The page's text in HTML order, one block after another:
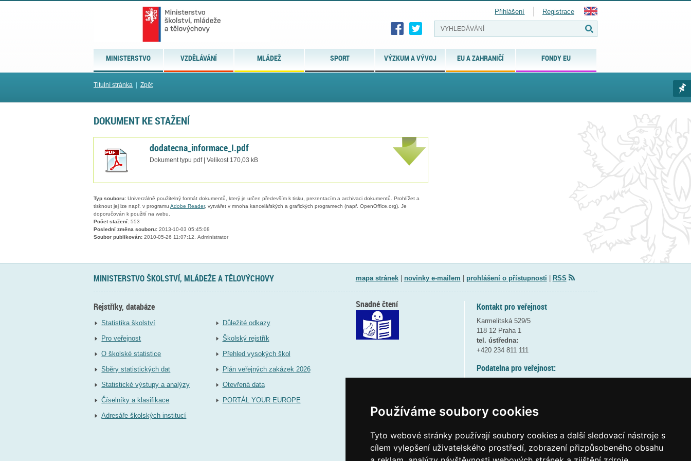
Používáme soubory cookies
Tyto webové stránky používají soubory cookies a další sledovací nástroje s
cílem vylepšení uživatelského prostředí, zobrazení přizpůsobeného obsahu
MINISTERSTVO VZDĚLÁVÁNÍ MLÁDEŽ SPORT VÝZKUM A VÝVOJ EU A ZAHRANIČÍ FONDY EU
Přihlášení Registrace
Titulní stránka Zpět
DOKUMENT KE STAŽENÍ
dodatecna_informace_I.pdf
Dokument typu pdf | Velikost 170,03 kB
Typ souboru: Univerzálně použitelný formát dokumentů, který je určen především k tisku, prezentacím a archivaci dokumentů. Prohlížet a
tisknout jej lze např. v programu Adobe Reader, vytvářet v mnoha kancelářských a grafických programech (např. OpenOffice.org). Je
doporučován k použití na webu.
Počet stažení: 553
Poslední změna souboru: 2013-10-03 05:45:08
Soubor publikován: 2010-05-26 11:07:12, Administrator
MINISTERSTVO ŠKOLSTVÍ, MLÁDEŽE A TĚLOVÝCHOVY mapa stránek| novinky e-mailem prohlášení o přístupnosti RSS
Rejstříky, databáze
Statistika školství
Pro veřejnost
O školské statistice
Sběry statistických dat
Statistické výstupy a analýzy
Číselníky a klasifikace
Adresáře školských institucí
Důležité odkazy
Školský rejstřík
Přehled vysokých škol
Plán veřejných zakázek 2026
Otevřená data
PORTÁL YOUR EUROPE
Kontakt pro veřejnost
Karmelitská 529/5
118 12 Praha 1
tel. ústředna:
+420 234 811 111
Podatelna pro veřejnost:
(více informací
Elektronická podatelna:
Snadné čtení